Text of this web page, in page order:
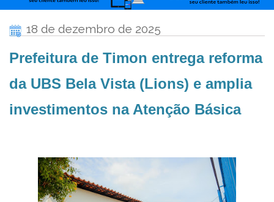
18 de dezembro de 2025
Prefeitura de Timon entrega reforma
da UBS Bela Vista (Lions) e amplia
investimentos na Atenção Básica